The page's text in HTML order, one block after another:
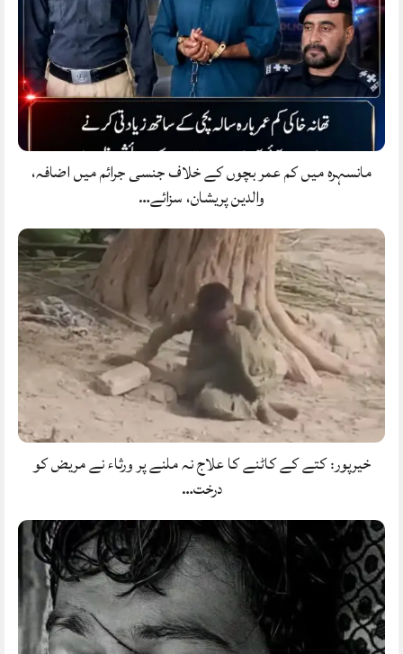
مانسہرہ میں کم عمر بچوں کے خلاف جنسی جرائم میں اضافہ،
والدین پریشان، سزائے…
خیرپور: کتے کے کاٹنے کا علاج نہ ملنے پر ورثاء نے مریض کو
درخت…